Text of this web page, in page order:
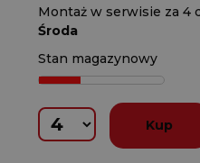
Montaż w serwisie za 4
Środa
Stan magazynowy
Kup